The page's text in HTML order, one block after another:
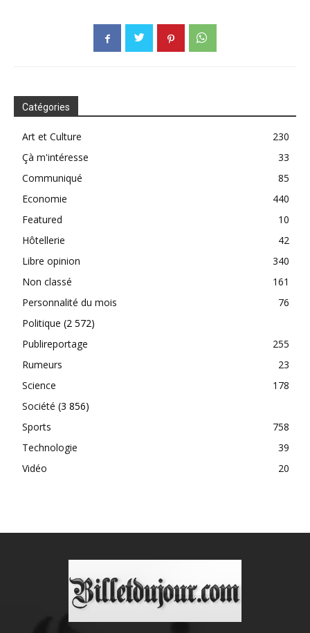
Catégories
Art et Culture
230
Çà m'intéresse
33
Communiqué
85
Economie
440
Featured
10
Hôtellerie
42
Libre opinion
340
Non classé
161
Personnalité du mois
76
Politique (2 572)
Publireportage
255
Rumeurs
23
Science
178
Société (3 856)
Sports
758
Technologie
39
Vidéo
20